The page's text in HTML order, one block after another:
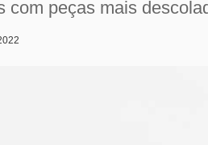
com peças mais